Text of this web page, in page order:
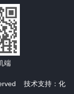
技术支持： 化
端